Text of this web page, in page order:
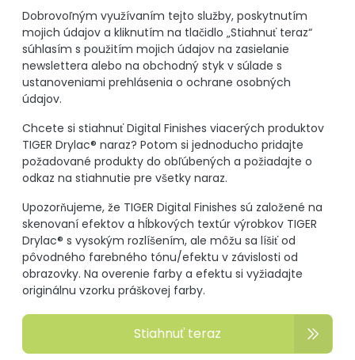
Dobrovoľným využívaním tejto služby, poskytnutím
mojich údajov a kliknutím na tlačidlo „Stiahnuť teraz“
súhlasím s použitím mojich údajov na zasielanie
newslettera alebo na obchodný styk v súlade s
ustanoveniami prehlásenia o ochrane osobných
údajov.
Chcete si stiahnuť Digital Finishes viacerých produktov
TIGER Drylac® naraz? Potom si jednoducho pridajte
požadované produkty do obľúbených a požiadajte o
odkaz na stiahnutie pre všetky naraz.
Upozorňujeme, že TIGER Digital Finishes sú založené na
skenovaní efektov a hĺbkových textúr výrobkov TIGER
Drylac® s vysokým rozlíšením, ale môžu sa líšiť od
pôvodného farebného tónu/efektu v závislosti od
obrazovky. Na overenie farby a efektu si vyžiadajte
originálnu vzorku práškovej farby.
Stiahnuť teraz